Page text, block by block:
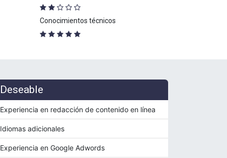
Conocimientos técnicos
Deseable
Experiencia en redacción de contenido en línea
Idiomas adicionales
Experiencia en Google Adwords